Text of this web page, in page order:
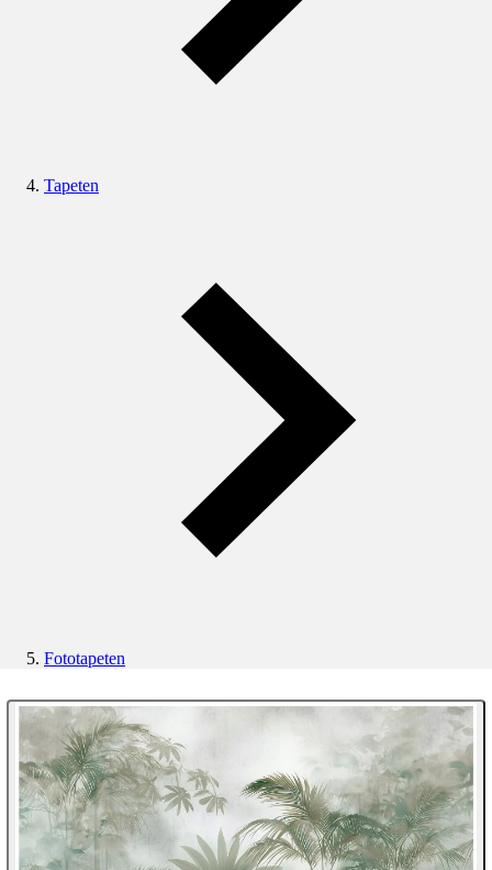
Tapeten
Fototapeten